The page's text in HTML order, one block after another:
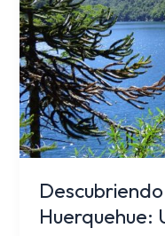
Huerquehue:
Una
Guía
Práctica